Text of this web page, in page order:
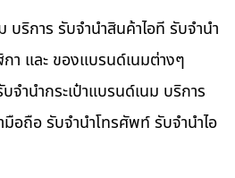
บริการ รับจำนำสินค้าไอที รับจำนำ
า และ ของแบรนด์เนมต่างๆ
ำนำกระเป๋าแบรนด์เนม บริการ
อถือ รับจำนำโทรศัพท์ รับจำนำไอ